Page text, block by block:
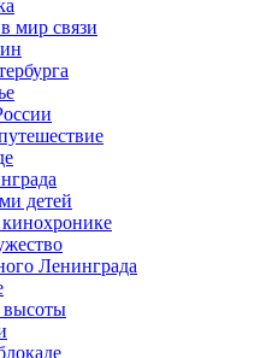
мир связи
детей
Ленинграда
высоты